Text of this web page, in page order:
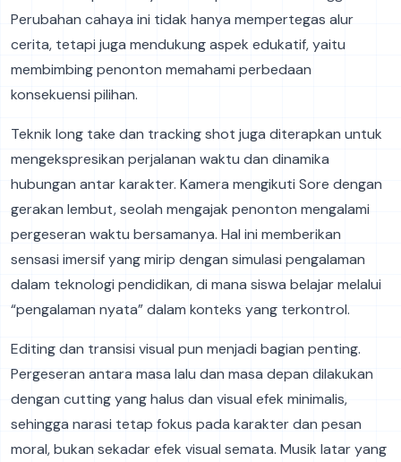
Perubahan cahaya ini tidak hanya mempertegas alur
cerita, tetapi juga mendukung aspek edukatif, yaitu
membimbing penonton memahami perbedaan
konsekuensi pilihan.
Teknik long take dan tracking shot juga diterapkan untuk
mengekspresikan perjalanan waktu dan dinamika
hubungan antar karakter. Kamera mengikuti Sore dengan
gerakan lembut, seolah mengajak penonton mengalami
pergeseran waktu bersamanya. Hal ini memberikan
sensasi imersif yang mirip dengan simulasi pengalaman
dalam teknologi pendidikan, di mana siswa belajar melalui
“pengalaman nyata” dalam konteks yang terkontrol.
Editing dan transisi visual pun menjadi bagian penting.
Pergeseran antara masa lalu dan masa depan dilakukan
dengan cutting yang halus dan visual efek minimalis,
sehingga narasi tetap fokus pada karakter dan pesan
moral, bukan sekadar efek visual semata. Musik latar yang